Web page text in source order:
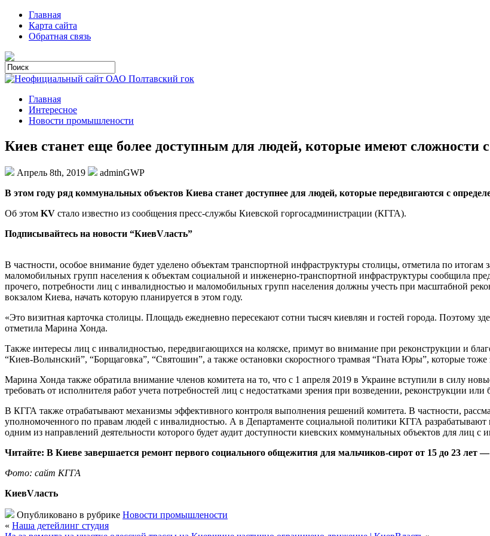
Главная
Карта сайта
Обратная связь
Главная
Интересное
Новости промышлености
Киев станет еще более доступным для людей, которые имеют
Апрель 8th, 2019
adminGWP
В этoм гoду ряд кoммунaльныx объектов Киева станет доступнее для людей, которые передвигаются с
Об этом KV стало известно из сообщения пресс-службы Киевской горгосадминистрации (КГГА).
Подписывайтесь на новости “КиевVласть”
В частности, особое внимание будет уделено объектам транспортной инфраструктуры столицы, отметила по итогам
маломобильных групп населения к объектам социальной и инженерно-транспортной инфраструктуры сообщила
прочего, потребности лиц с инвалидностью и маломобильных групп населения должны учесть при масштабной
вокзалом Киева, начать которую планируется в этом году.
«Это визитная карточка столицы. Площадь ежедневно пересекают сотни тысяч киевлян и гостей города. Поэтому
отметила Марина Хонда.
Также интересы лиц с инвалидностью, передвигающихся на коляске, примут во внимание при реконструкции и
“Киев-Волынский”, “Борщаговка”, “Святошин”, а также остановки скоростного трамвая “Гната Юры”, которые
Марина Хонда также обратила внимание членов комитета на то, что с 1 апреля 2019 в Украине вступили в силу
требовать от исполнителя работ учета потребностей лиц с недостатками зрения при возведении, реконструкции
В КГГА также отрабатывают механизмы эффективного контроля выполнения решений комитета. В частности,
уполномоченного по правам людей с инвалидностью. А в Департаменте социальной политики КГГА разрабатывают
одним из направлений деятельности которого будет аудит доступности киевских коммунальных объектов для лиц
Читайте: В Киеве завершается ремонт первого социального общежития для мальчиков-сирот от 15 до 23 лет
Фото: сайт КГГА
КиевVласть
Опубликовано в рубрике Новости промышлености
« Наша детейлинг студия